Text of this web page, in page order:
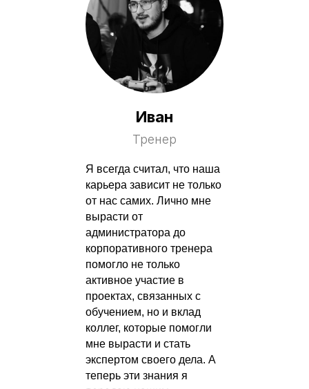
Иван
Тренер
Я всегда считал, что наша
карьера зависит не только
от нас самих. Лично мне
вырасти от
администратора до
корпоративного тренера
помогло не только
активное участие в
проектах, связанных с
обучением, но и вклад
коллег, которые помогли
мне вырасти и стать
экспертом своего дела. А
теперь эти знания я